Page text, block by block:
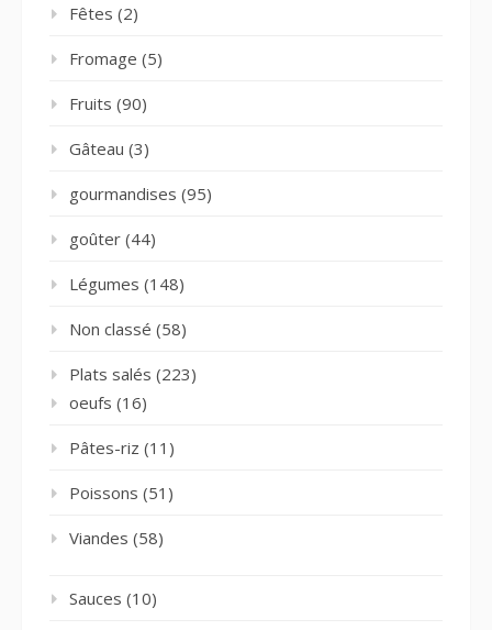
Fêtes (2)
Fromage (5)
Fruits (90)
Gâteau (3)
gourmandises (95)
goûter (44)
Légumes (148)
Non classé (58)
Plats salés (223)
oeufs (16)
Pâtes-riz (11)
Poissons (51)
Viandes (58)
Sauces (10)